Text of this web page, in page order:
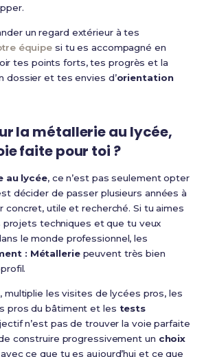
un regard extérieur à tes
équipe si tu es accompagné en
tes points forts, tes progrès et la
dossier et tes envies d’orientation
la métallerie au lycée,
faite pour toi ?
au lycée, ce n’est pas seulement opter
décider de passer plusieurs années à
concret, utile et recherché. Si tu aimes
projets techniques et que tu veux
le monde professionnel, les
: Métalleriepeuvent très bien
multiplie les visites de lycées pros, les
pros du bâtiment et les tests
n’est pas de trouver la voie parfaite
construire progressivement un choix
ce que tu es aujourd’hui et ce que